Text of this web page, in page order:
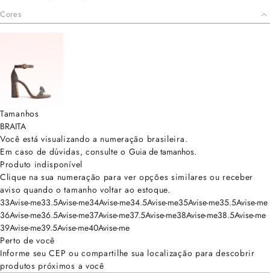
Cores
Tamanhos
BRAITA
Você está visualizando a numeração brasileira.
Em caso de dúvidas, consulte o Guia de tamanhos.
Produto indisponível
Clique na sua numeração para ver opções similares ou receber
aviso quando o tamanho voltar ao estoque.
33Avise-me33.5Avise-me34Avise-me34.5Avise-me35Avise-me35.5Avise-me
36Avise-me36.5Avise-me37Avise-me37.5Avise-me38Avise-me38.5Avise-me
39Avise-me39.5Avise-me40Avise-me
Perto de você
Informe seu CEP ou compartilhe sua localização para descobrir
produtos próximos a você